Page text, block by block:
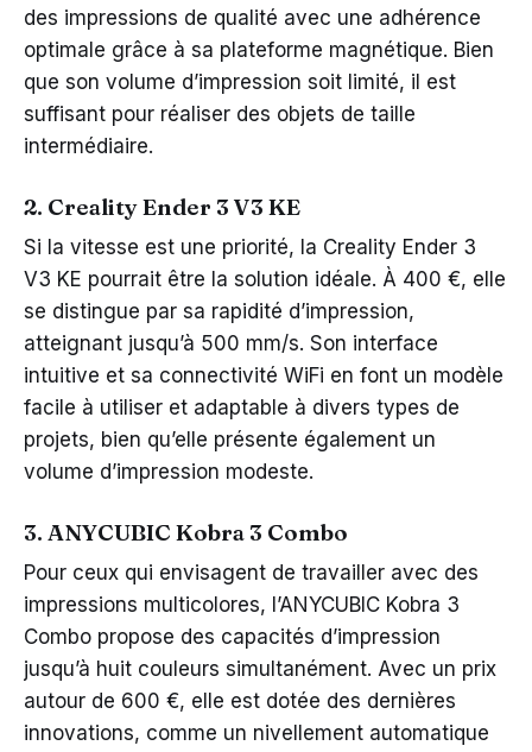
des impressions de qualité avec une adhérence
optimale grâce à sa plateforme magnétique. Bien
que son volume d’impression soit limité, il est
suffisant pour réaliser des objets de taille
intermédiaire.
2. Creality Ender 3 V3 KE
Si la vitesse est une priorité, la Creality Ender 3
V3 KE pourrait être la solution idéale. À 400 €, elle
se distingue par sa rapidité d’impression,
atteignant jusqu’à 500 mm/s. Son interface
intuitive et sa connectivité WiFi en font un modèle
facile à utiliser et adaptable à divers types de
projets, bien qu’elle présente également un
volume d’impression modeste.
3. ANYCUBIC Kobra 3 Combo
Pour ceux qui envisagent de travailler avec des
impressions multicolores, l’ANYCUBIC Kobra 3
Combo propose des capacités d’impression
jusqu’à huit couleurs simultanément. Avec un prix
autour de 600 €, elle est dotée des dernières
innovations, comme un nivellement automatique